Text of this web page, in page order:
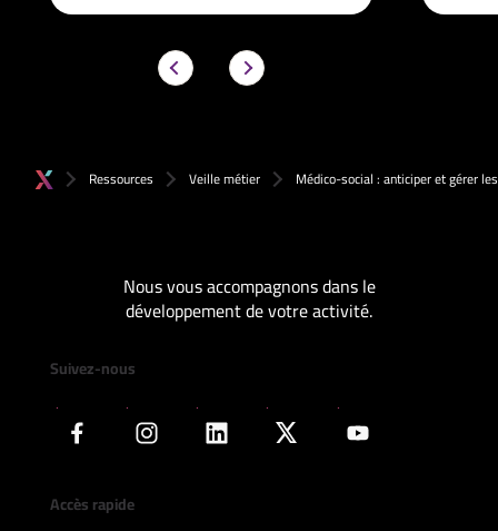
Ressources Veille métier Médico-social : anticiper et gérer
Nous vous accompagnons dans le
développement de votre activité.
Suivez-nous
Accès rapide